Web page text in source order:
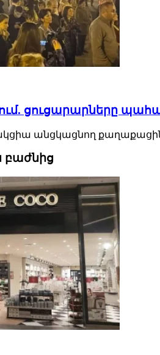
ցուցարարները
անցկացնող
բաժնից